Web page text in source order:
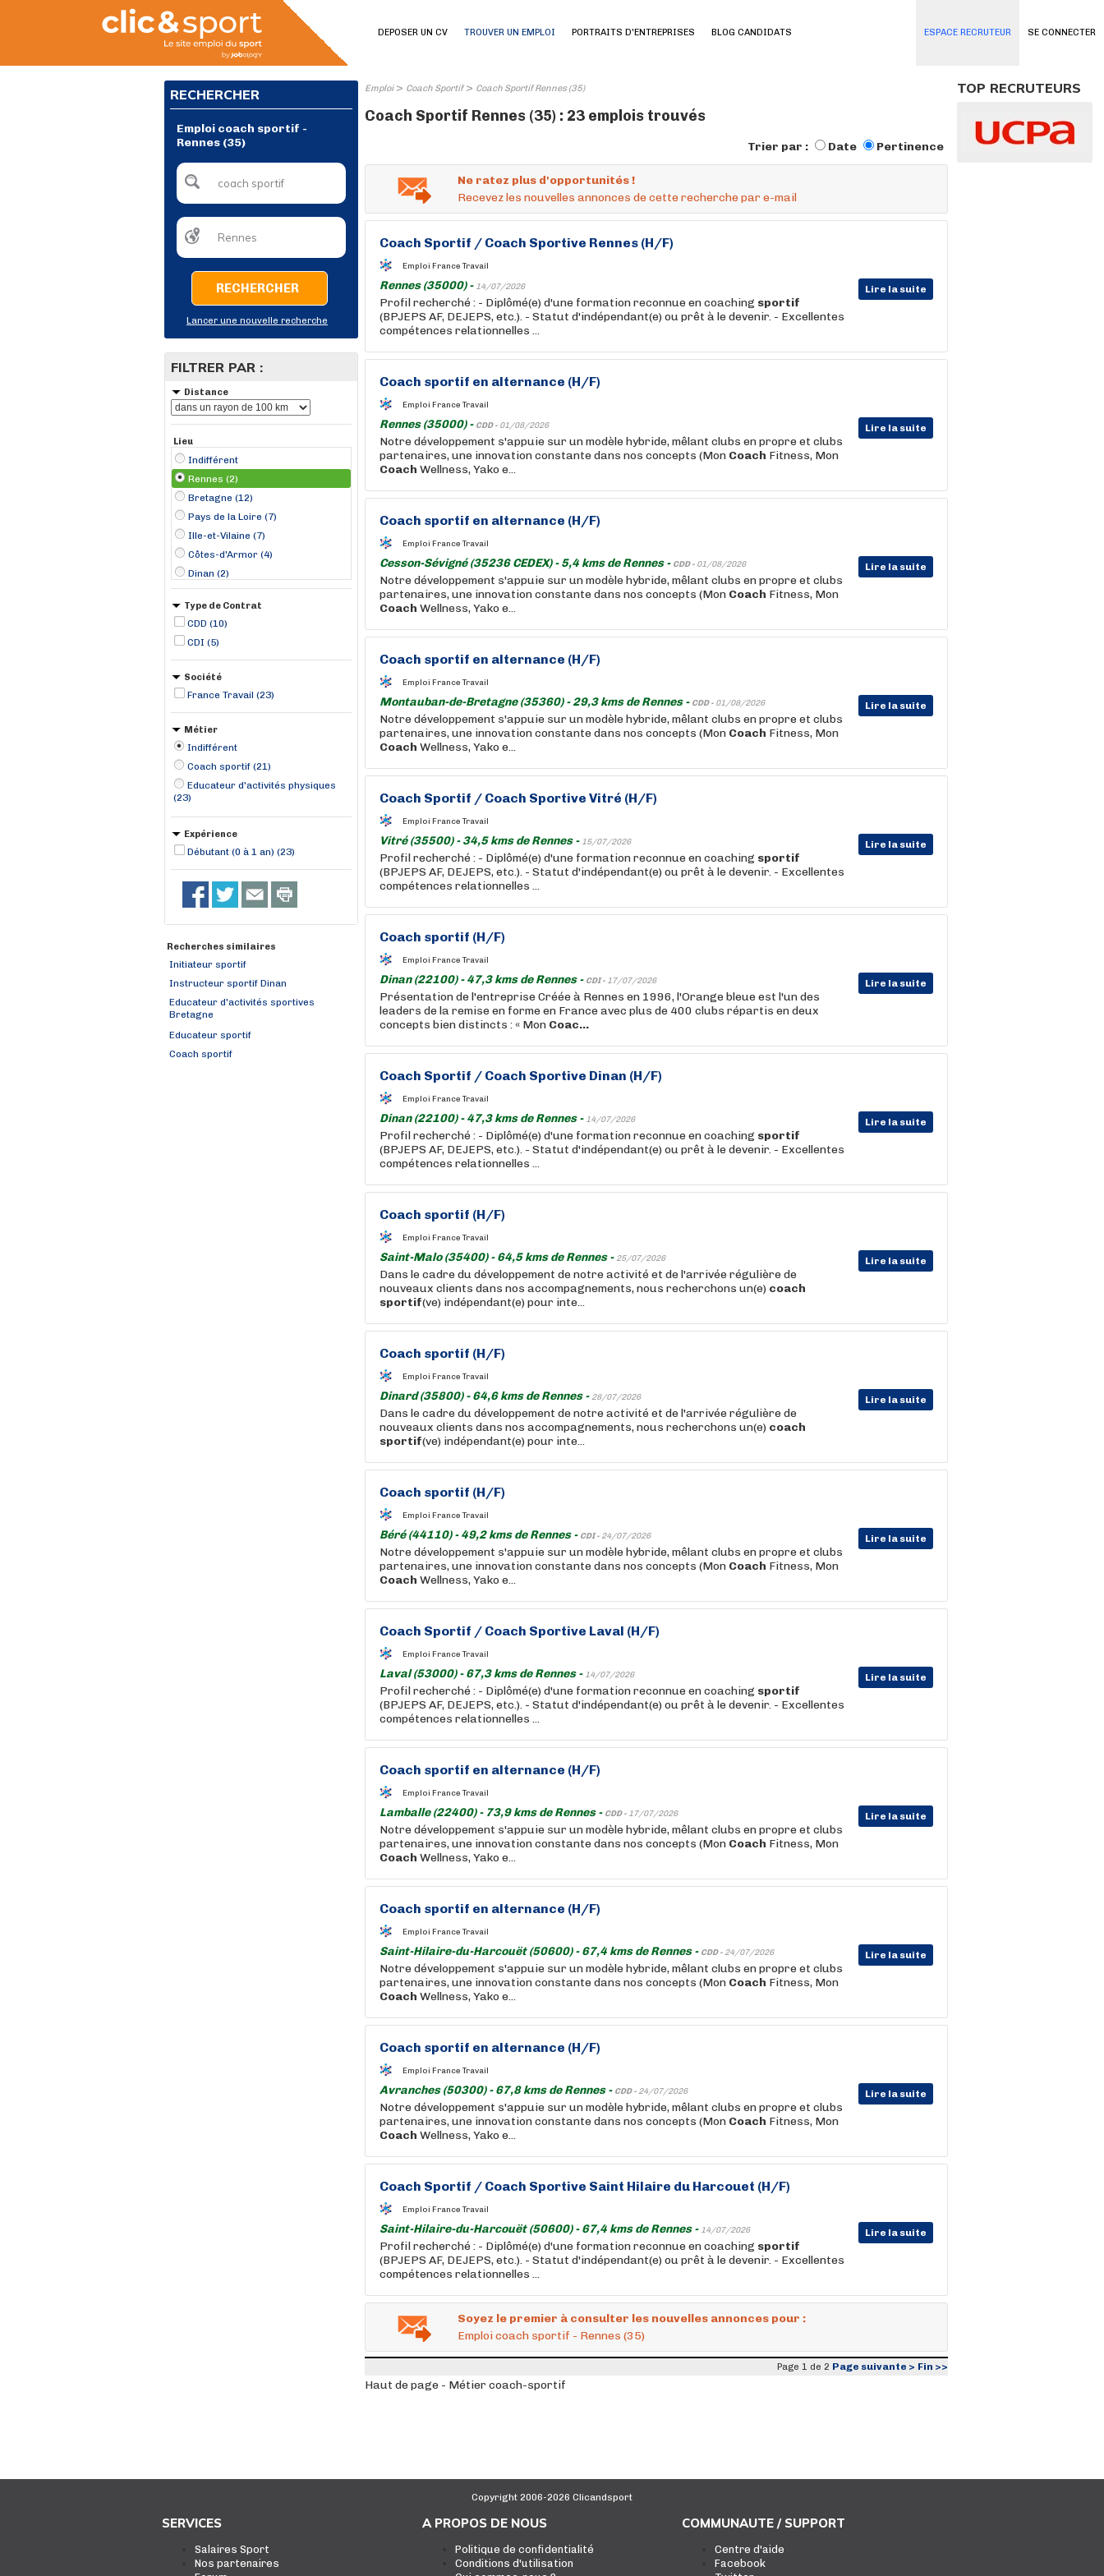
SE CONNECTER
DEPOSER UN CV TROUVER UN EMPLOI PORTRAITS D'ENTREPRISES BLOG CANDIDATS ESPACE RECRUTEUR
RECHERCHER
Emploi coach sportif -
Rennes (35)
RECHERCHER
Lancer une nouvelle recherche
FILTRER PAR :
Distance
Lieu
Indifférent
Rennes (2)
Bretagne (12)
Pays de la Loire (7)
Ille-et-Vilaine (7)
Côtes-d'Armor (4)
Dinan (2)
Gorron (2)
Laval (2)
Saint-Hilaire-du-Harcouët (2)
Avranches (1)
Dinard (1)
Type de Contrat
CDD (10)
CDI (5)
Société
France Travail (23)
Métier
Indifférent
Coach sportif (21)
Educateur d'activités physiques
(23)
Expérience
Débutant (0 à 1 an) (23)
Recherches similaires
Initiateur sportif
Instructeur sportif Dinan
Educateur d'activités sportives
Bretagne
Educateur sportif
Coach sportif
Emploi> Coach Sportif> Coach Sportif Rennes (35)
Coach Sportif Rennes (35) : 23 emplois trouvés
Trier par : Date Pertinence
Ne ratez plus d'opportunités !
Recevez les nouvelles annonces de cette recherche par e-mail
Coach Sportif / Coach Sportive Rennes (H/F)
Emploi France Travail
Rennes (35000) - 14/07/2026 Lire la suite
Profil recherché : - Diplômé(e) d'une formation reconnue en coaching sportif
(BPJEPS AF, DEJEPS, etc.). - Statut d'indépendant(e) ou prêt à le devenir. - Excellentes
compétences relationnelles ...
Coach sportif en alternance (H/F)
Emploi France Travail
Rennes (35000) - CDD - 01/08/2026 Lire la suite
Notre développement s'appuie sur un modèle hybride, mêlant clubs en propre et clubs
partenaires, une innovation constante dans nos concepts (Mon Coach Fitness, Mon
Coach Wellness, Yako e...
Coach sportif en alternance (H/F)
Emploi France Travail
Cesson-Sévigné (35236 CEDEX) - 5,4 kms de Rennes - CDD - 01/08/2026 Lire la suite
Notre développement s'appuie sur un modèle hybride, mêlant clubs en propre et clubs
partenaires, une innovation constante dans nos concepts (Mon Coach Fitness, Mon
Coach Wellness, Yako e...
Coach sportif en alternance (H/F)
Emploi France Travail
Montauban-de-Bretagne (35360) - 29,3 kms de Rennes - CDD - 01/08/2026 Lire la suite
Notre développement s'appuie sur un modèle hybride, mêlant clubs en propre et clubs
partenaires, une innovation constante dans nos concepts (Mon Coach Fitness, Mon
Coach Wellness, Yako e...
Coach Sportif / Coach Sportive Vitré (H/F)
Emploi France Travail
Vitré (35500) - 34,5 kms de Rennes - 15/07/2026 Lire la suite
Profil recherché : - Diplômé(e) d'une formation reconnue en coaching sportif
(BPJEPS AF, DEJEPS, etc.). - Statut d'indépendant(e) ou prêt à le devenir. - Excellentes
compétences relationnelles ...
Coach sportif (H/F)
Emploi France Travail
Dinan (22100) - 47,3 kms de Rennes - CDI - 17/07/2026 Lire la suite
Présentation de l'entreprise Créée à Rennes en 1996, l'Orange bleue est l'un des
leaders de la remise en forme en France avec plus de 400 clubs répartis en deux
concepts bien distincts : « Mon Coac...
Coach Sportif / Coach Sportive Dinan (H/F)
Emploi France Travail
Dinan (22100) - 47,3 kms de Rennes - 14/07/2026 Lire la suite
Profil recherché : - Diplômé(e) d'une formation reconnue en coaching sportif
(BPJEPS AF, DEJEPS, etc.). - Statut d'indépendant(e) ou prêt à le devenir. - Excellentes
compétences relationnelles ...
Coach sportif (H/F)
Emploi France Travail
Saint-Malo (35400) - 64,5 kms de Rennes - 25/07/2026 Lire la suite
Dans le cadre du développement de notre activité et de l'arrivée régulière de
nouveaux clients dans nos accompagnements, nous recherchons un(e) coach
sportif(ve) indépendant(e) pour inte...
Coach sportif (H/F)
Emploi France Travail
Dinard (35800) - 64,6 kms de Rennes - 28/07/2026 Lire la suite
Dans le cadre du développement de notre activité et de l'arrivée régulière de
nouveaux clients dans nos accompagnements, nous recherchons un(e) coach
sportif(ve) indépendant(e) pour inte...
Coach sportif (H/F)
Emploi France Travail
Béré (44110) - 49,2 kms de Rennes - CDI - 24/07/2026 Lire la suite
Notre développement s'appuie sur un modèle hybride, mêlant clubs en propre et clubs
partenaires, une innovation constante dans nos concepts (Mon Coach Fitness, Mon
Coach Wellness, Yako e...
Coach Sportif / Coach Sportive Laval (H/F)
Emploi France Travail
Laval (53000) - 67,3 kms de Rennes - 14/07/2026 Lire la suite
Profil recherché : - Diplômé(e) d'une formation reconnue en coaching sportif
(BPJEPS AF, DEJEPS, etc.). - Statut d'indépendant(e) ou prêt à le devenir. - Excellentes
compétences relationnelles ...
Coach sportif en alternance (H/F)
Emploi France Travail
Lamballe (22400) - 73,9 kms de Rennes - CDD - 17/07/2026 Lire la suite
Notre développement s'appuie sur un modèle hybride, mêlant clubs en propre et clubs
partenaires, une innovation constante dans nos concepts (Mon Coach Fitness, Mon
Coach Wellness, Yako e...
Coach sportif en alternance (H/F)
Emploi France Travail
Saint-Hilaire-du-Harcouët (50600) - 67,4 kms de Rennes - CDD - 24/07/2026 Lire la suite
Notre développement s'appuie sur un modèle hybride, mêlant clubs en propre et clubs
partenaires, une innovation constante dans nos concepts (Mon Coach Fitness, Mon
Coach Wellness, Yako e...
Coach sportif en alternance (H/F)
Emploi France Travail
Avranches (50300) - 67,8 kms de Rennes - CDD - 24/07/2026 Lire la suite
Notre développement s'appuie sur un modèle hybride, mêlant clubs en propre et clubs
partenaires, une innovation constante dans nos concepts (Mon Coach Fitness, Mon
Coach Wellness, Yako e...
Coach Sportif / Coach Sportive Saint Hilaire du Harcouet (H/F)
Emploi France Travail
Saint-Hilaire-du-Harcouët (50600) - 67,4 kms de Rennes - 14/07/2026 Lire la suite
Profil recherché : - Diplômé(e) d'une formation reconnue en coaching sportif
(BPJEPS AF, DEJEPS, etc.). - Statut d'indépendant(e) ou prêt à le devenir. - Excellentes
compétences relationnelles ...
Soyez le premier à consulter les nouvelles annonces pour :
Emploi coach sportif - Rennes (35)
Page 1 de 2 Page suivante > Fin >>
Haut de page - Métier coach-sportif
TOP RECRUTEURS
Copyright 2006-2026 Clicandsport
SERVICES
Salaires Sport
Nos partenaires
A PROPOS DE NOUS
Politique de confidentialité
Conditions d'utilisation
COMMUNAUTE / SUPPORT
Centre d'aide
Facebook